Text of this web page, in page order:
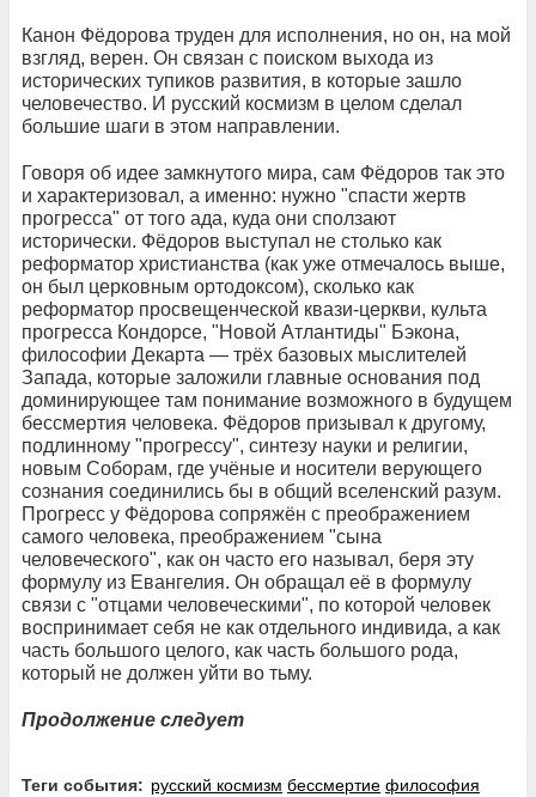
Канон Фёдорова труден для исполнения, но он, на мой
взгляд, верен. Он связан с поиском выхода из
исторических тупиков развития, в которые зашло
человечество. И русский космизм в целом сделал
большие шаги в этом направлении.
Говоря об идее замкнутого мира, сам Фёдоров так это
и характеризовал, а именно: нужно "спасти жертв
прогресса" от того ада, куда они сползают
исторически. Фёдоров выступал не столько как
реформатор христианства (как уже отмечалось выше,
он был церковным ортодоксом), сколько как
реформатор просвещенческой квази-церкви, культа
прогресса Кондорсе, "Новой Атлантиды" Бэкона,
философии Декарта — трёх базовых мыслителей
Запада, которые заложили главные основания под
доминирующее там понимание возможного в будущем
бессмертия человека. Фёдоров призывал к другому,
подлинному "прогрессу", синтезу науки и религии,
новым Соборам, где учёные и носители верующего
сознания соединились бы в общий вселенский разум.
Прогресс у Фёдорова сопряжён с преображением
самого человека, преображением "сына
человеческого", как он часто его называл, беря эту
формулу из Евангелия. Он обращал её в формулу
связи с "отцами человеческими", по которой человек
воспринимает себя не как отдельного индивида, а как
часть большого целого, как часть большого рода,
который не должен уйти во тьму.
Продолжение следует
Теги события: русский космизм бессмертие философия